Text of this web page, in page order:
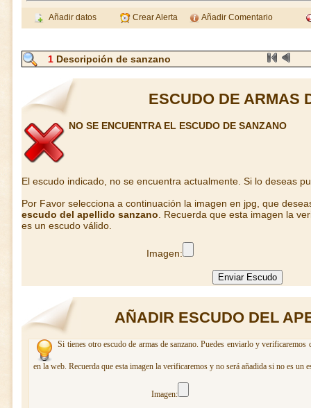
Añadir datos Crear Alerta Añadir Comentario
1 Descripción de sanzano
ESCUDO DE ARMAS
NO SE ENCUENTRA EL ESCUDO DE SANZANO
El escudo indicado, no se encuentra actualmente. Si lo deseas
Por Favor selecciona a continuación la imagen en jpg, que
escudo del apellido sanzano . Recuerda que esta imagen la
es un escudo válido.
Imagen:
AÑADIR ESCUDO DEL
Si tienes otro escudo de armas de sanzano. Puedes enviarlo y
en la web. Recuerda que esta imagen la verificaremos y no será añadida si no es un
Imagen: